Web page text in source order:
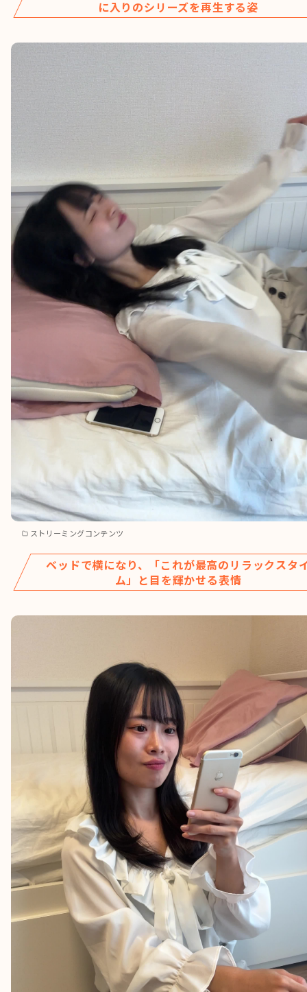
に入りのシリーズを再生する姿
ストリーミングコンテンツ
ベッドで横になり、「これが最高のリラックスタ
ム」と目を輝かせる表情